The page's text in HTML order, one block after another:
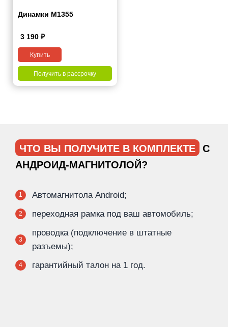
Динамки M1355
3 190 ₽
Купить
Получить в рассрочку
ЧТО ВЫ ПОЛУЧИТЕ В КОМПЛЕКТЕ
С
АНДРОИД-МАГНИТОЛОЙ?
1 Автомагнитола Android;
2 переходная рамка под ваш автомобиль;
3
проводка (подключение в штатные
разъемы);
4 гарантийный талон на 1 год.